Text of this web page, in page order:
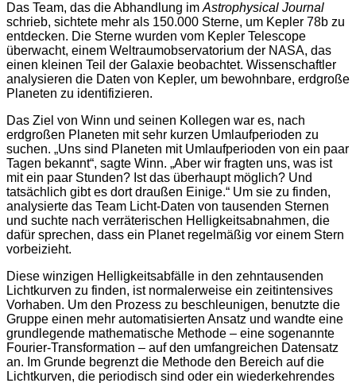
Das Team, das die Abhandlung im Astrophysical Journal
schrieb, sichtete mehr als 150.000 Sterne, um Kepler 78b zu
entdecken. Die Sterne wurden vom Kepler Telescope
überwacht, einem Weltraumobservatorium der NASA, das
einen kleinen Teil der Galaxie beobachtet. Wissenschaftler
analysieren die Daten von Kepler, um bewohnbare, erdgroße
Planeten zu identifizieren.
Das Ziel von Winn und seinen Kollegen war es, nach
erdgroßen Planeten mit sehr kurzen Umlaufperioden zu
suchen. „Uns sind Planeten mit Umlaufperioden von ein paar
Tagen bekannt“, sagte Winn. „Aber wir fragten uns, was ist
mit ein paar Stunden? Ist das überhaupt möglich? Und
tatsächlich gibt es dort draußen Einige.“ Um sie zu finden,
analysierte das Team Licht-Daten von tausenden Sternen
und suchte nach verräterischen Helligkeitsabnahmen, die
dafür sprechen, dass ein Planet regelmäßig vor einem Stern
vorbeizieht.
Diese winzigen Helligkeitsabfälle in den zehntausenden
Lichtkurven zu finden, ist normalerweise ein zeitintensives
Vorhaben. Um den Prozess zu beschleunigen, benutzte die
Gruppe einen mehr automatisierten Ansatz und wandte eine
grundlegende mathematische Methode – eine sogenannte
Fourier-Transformation – auf den umfangreichen Datensatz
an. Im Grunde begrenzt die Methode den Bereich auf die
Lichtkurven, die periodisch sind oder ein wiederkehrendes